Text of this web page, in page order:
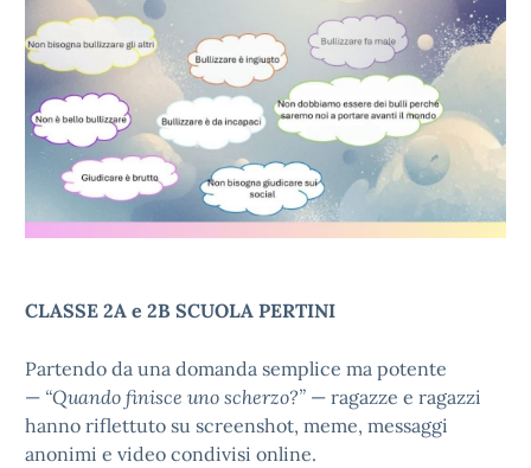
CLASSE 2A e 2B SCUOLA PERTINI
Partendo da una domanda semplice ma potente
— “Quando finisce uno scherzo?” — ragazze e ragazzi
hanno riflettuto su screenshot, meme, messaggi
anonimi e video condivisi online.